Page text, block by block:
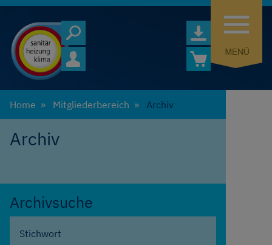
Home Mitgliederbereich Archiv
Archiv
Archivsuche
Stichwort